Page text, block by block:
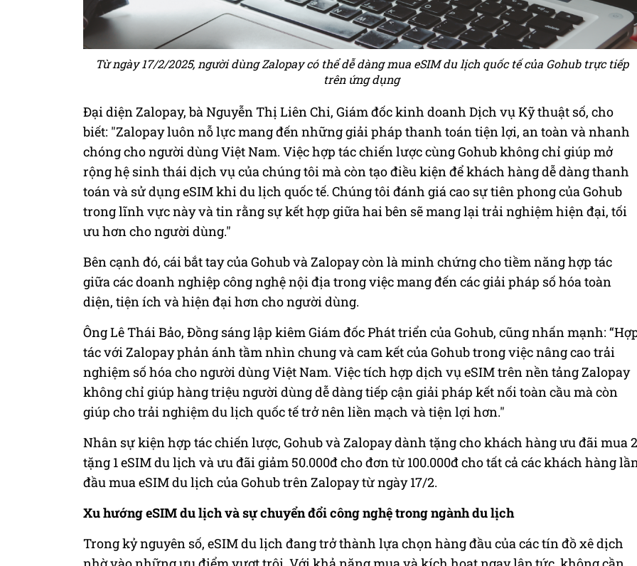
Từ ngày 17/2/2025, người dùng Zalopay có thể dễ dàng mua eSIM du lịch quốc tế của Gohub trực tiếp
trên ứng dụng
Đại diện Zalopay, bà Nguyễn Thị Liên Chi, Giám đốc kinh doanh Dịch vụ Kỹ thuật số, cho
biết: "Zalopay luôn nỗ lực mang đến những giải pháp thanh toán tiện lợi, an toàn và nhanh
chóng cho người dùng Việt Nam. Việc hợp tác chiến lược cùng Gohub không chỉ giúp mở
rộng hệ sinh thái dịch vụ của chúng tôi mà còn tạo điều kiện để khách hàng dễ dàng thanh
toán và sử dụng eSIM khi du lịch quốc tế. Chúng tôi đánh giá cao sự tiên phong của Gohub
trong lĩnh vực này và tin rằng sự kết hợp giữa hai bên sẽ mang lại trải nghiệm hiện đại, tối
ưu hơn cho người dùng."
Bên cạnh đó, cái bắt tay của Gohub và Zalopay còn là minh chứng cho tiềm năng hợp tác
giữa các doanh nghiệp công nghệ nội địa trong việc mang đến các giải pháp số hóa toàn
diện, tiện ích và hiện đại hơn cho người dùng.
Ông Lê Thái Bảo, Đồng sáng lập kiêm Giám đốc Phát triển của Gohub, cũng nhấn mạnh:
tác với Zalopay phản ánh tầm nhìn chung và cam kết của Gohub trong việc nâng cao trải
nghiệm số hóa cho người dùng Việt Nam. Việc tích hợp dịch vụ eSIM trên nền tảng Zalopay
không chỉ giúp hàng triệu người dùng dễ dàng tiếp cận giải pháp kết nối toàn cầu mà còn
giúp cho trải nghiệm du lịch quốc tế trở nên liền mạch và tiện lợi hơn."
Nhân sự kiện hợp tác chiến lược, Gohub và Zalopay dành tặng cho khách hàng ưu đãi mua 2
tặng 1 eSIM du lịch và ưu đãi giảm 50.000đ cho đơn từ 100.000đ cho tất cả các khách hàng
đầu mua eSIM du lịch của Gohub trên Zalopay từ ngày 17/2.
Xu hướng eSIM du lịch và sự chuyển đổi công nghệ trong ngành du lịch
Trong kỷ nguyên số, eSIM du lịch đang trở thành lựa chọn hàng đầu của các tín đồ xê dịch